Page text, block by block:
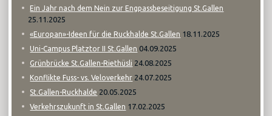
Ein Jahr nach dem Nein zur Engpassbeseitigung St.Gallen
25.11.2025
«Europan»-Ideen für die Ruckhalde St.Gallen 18.11.2025
Uni-Campus Platztor II St.Gallen 04.09.2025
Grünbrücke St.Gallen-Riethüsli 24.08.2025
Konflikte Fuss- vs. Veloverkehr 24.07.2025
St.Gallen-Ruckhalde 20.05.2025
Verkehrszukunft in St.Gallen 17.02.2025